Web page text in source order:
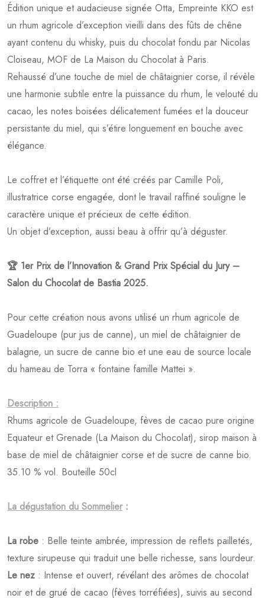
Édition unique et audacieuse signée Otta, Empreinte KKO est
un rhum agricole d’exception vieilli dans des fûts de chêne
ayant contenu du whisky, puis du chocolat fondu par Nicolas
Cloiseau, MOF de La Maison du Chocolat à Paris.
Rehaussé d’une touche de miel de châtaignier corse, il révèle
une harmonie subtile entre la puissance du rhum, le velouté du
cacao, les notes boisées délicatement fumées et la douceur
persistante du miel, qui s’étire longuement en bouche avec
élégance.
Le coffret et l’étiquette ont été créés par Camille Poli,
illustratrice corse engagée, dont le travail raffiné souligne le
caractère unique et précieux de cette édition.
Un objet d’exception, aussi beau à offrir qu’à déguster.
🏆 1er Prix de l’Innovation & Grand Prix Spécial du Jury –
Salon du Chocolat de Bastia 2025.
Pour cette création nous avons utilisé un rhum agricole de
Guadeloupe (pur jus de canne), un miel de châtaignier de
balagne, un sucre de canne bio et une eau de source locale
du hameau de Torra « fontaine famille Mattei ».
Description :
Rhums agricole de Guadeloupe, fèves de cacao pure origine
Equateur et Grenade (La Maison du Chocolat), sirop maison à
base de miel de châtaignier corse et de sucre de canne bio.
35.10 % vol. Bouteille 50cl
La dégustation du Sommelier:
La robe : Belle teinte ambrée, impression de reflets pailletés,
texture sirupeuse qui traduit une belle richesse, sans lourdeur.
Le nez : Intense et ouvert, révélant des arômes de chocolat
noir et de grué de cacao (fèves torréfiées), suivis au second